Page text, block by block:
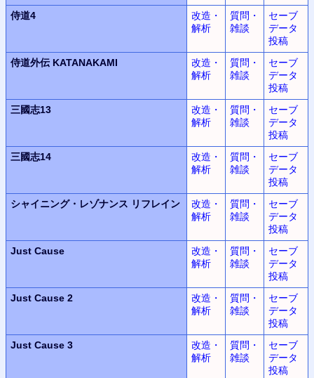
侍道4
改造・
解析
質問・
雑談
セーブ
データ
投稿
侍道外伝 KATANAKAMI
改造・
解析
質問・
雑談
セーブ
データ
投稿
三國志13
改造・
解析
質問・
雑談
セーブ
データ
投稿
三國志14
改造・
解析
質問・
雑談
セーブ
データ
投稿
シャイニング・レゾナンス リフレイン
改造・
解析
質問・
雑談
セーブ
データ
投稿
Just Cause
改造・
解析
質問・
雑談
セーブ
データ
投稿
Just Cause 2
改造・
解析
質問・
雑談
セーブ
データ
投稿
Just Cause 3
改造・
解析
質問・
雑談
セーブ
データ
投稿